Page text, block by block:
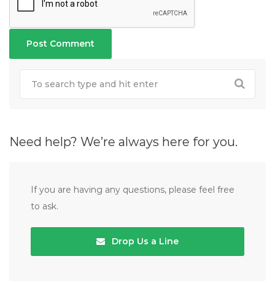
Need help? We’re always here for you.
If you are having any questions, please feel free
to ask.
Drop Us a Line